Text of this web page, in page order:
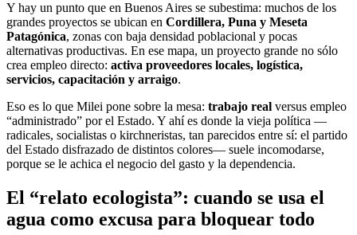
Y hay un punto que en Buenos Aires se subestima: muchos de los
grandes proyectos se ubican en Cordillera, Puna y Meseta
Patagónica, zonas con baja densidad poblacional y pocas
alternativas productivas. En ese mapa, un proyecto grande no sólo
crea empleo directo: activa proveedores locales, logística,
servicios, capacitación y arraigo.
Eso es lo que Milei pone sobre la mesa: trabajo real versus empleo
“administrado” por el Estado. Y ahí es donde la vieja política —
radicales, socialistas o kirchneristas, tan parecidos entre sí: el partido
del Estado disfrazado de distintos colores— suele incomodarse,
porque se le achica el negocio del gasto y la dependencia.
El “relato ecologista”: cuando se usa el
agua como excusa para bloquear todo